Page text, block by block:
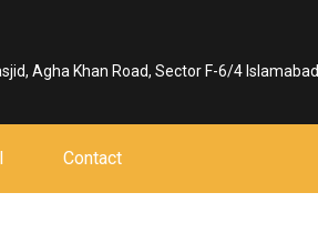
Agha Khan Road, Sector F-6/4 Islamabad
Contact